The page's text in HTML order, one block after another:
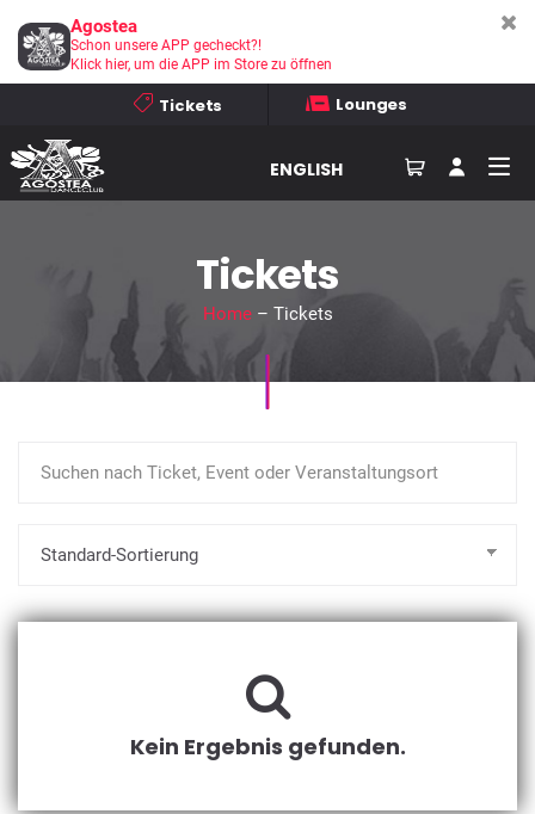
Tickets Lounges
ENGLISH
Tickets
Home– Tickets
Kein Ergebnis gefunden.
Agostea
Schon unsere APP gecheckt?!
Klick hier, um die APP im Store zu öffnen